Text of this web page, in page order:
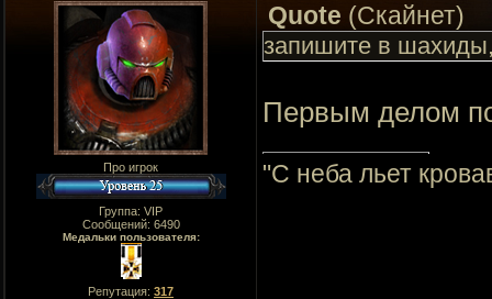
Про игрок
Группа: VIP
Сообщений: 6490
Медальки пользователя:
Репутация: 317
Quote (Скайнет)
запишите в
Первым делом
"C неба льет